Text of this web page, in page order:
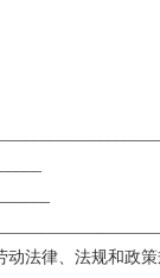
法律、法规和政